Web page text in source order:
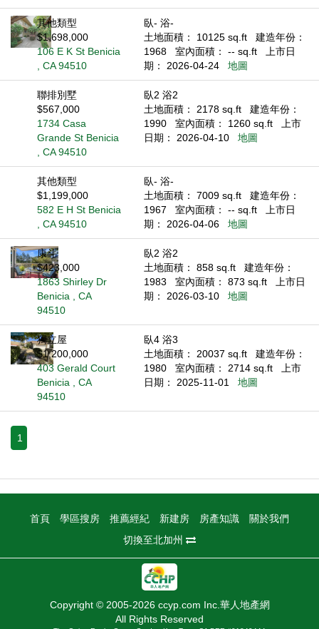
其他類型
$1,698,000
106 E K St Benicia
, CA 94510
臥- 浴-
土地面積： 10125 sq.ft
建造年份：
1968
室內面積： -- sq.ft
上市日
期： 2026-04-24
地圖
聯排別墅
$567,000
1734 Casa
Grande St Benicia
, CA 94510
臥2 浴2
土地面積： 2178 sq.ft
建造年份：
1990
室內面積： 1260 sq.ft
上市
日期： 2026-04-10
地圖
其他類型
$1,199,000
582 E H St Benicia
, CA 94510
臥- 浴-
土地面積： 7009 sq.ft
建造年份：
1967
室內面積： -- sq.ft
上市日
期： 2026-04-06
地圖
康斗
$423,000
1863 Shirley Dr
Benicia , CA
94510
臥2 浴2
土地面積： 858 sq.ft
建造年份：
1983
室內面積： 873 sq.ft
上市日
期： 2026-03-10
地圖
獨立屋
$1,200,000
403 Gerald Court
Benicia , CA
94510
臥4 浴3
土地面積： 20037 sq.ft
建造年份：
1980
室內面積： 2714 sq.ft
上市
日期： 2025-11-01
地圖
1
首頁 學區搜房 推薦經紀 新建房 房產知識
關於我們
切換至北加州
Copyright © 2005-2026 ccyp.com Inc.華人地產網
All Rights Reserved